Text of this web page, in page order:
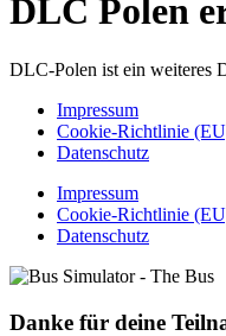
DLC Polen
DLC-Polen ist ein weiteres
Impressum
Cookie-Richtlinie
Datenschutz
Impressum
Cookie-Richtlinie
Datenschutz
Danke für deine